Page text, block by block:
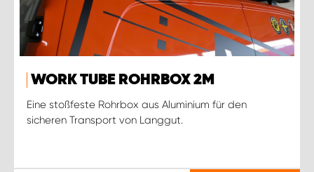
WORK TUBE ROHRBOX 2M
Eine stoßfeste Rohrbox aus Aluminium für den
sicheren Transport von Langgut.